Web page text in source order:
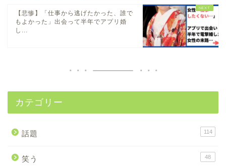
【悲惨】「仕事から逃げたかった、誰で
もよかった」出会って半年でアプリ婚
し...
カテゴリー
話題 114
笑う 48